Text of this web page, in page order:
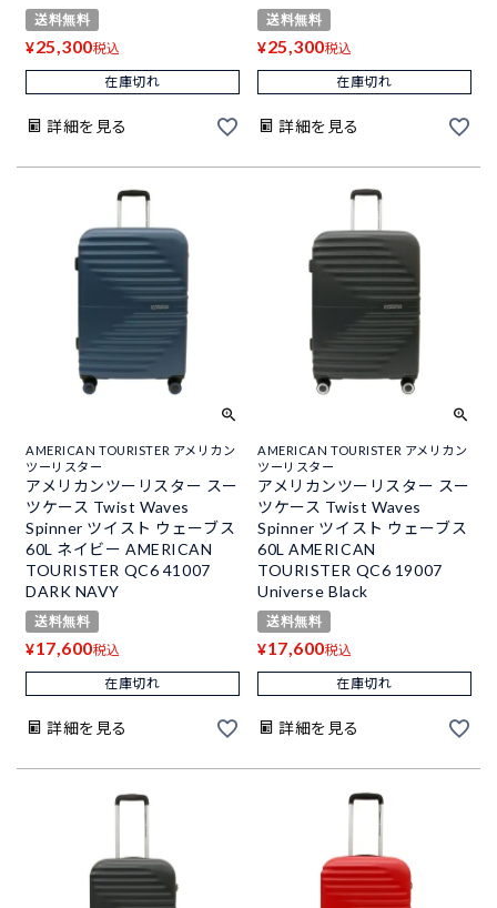
送料無料
¥25,300税込
在庫切れ
詳細を見る
送料無料
¥25,300税込
在庫切れ
詳細を見る
AMERICAN TOURISTER アメリカン
ツーリスター
アメリカンツーリスター スー
ツケース Twist Waves
Spinner ツイスト ウェーブス
60L ネイビー AMERICAN
TOURISTER QC6 41007
DARK NAVY
送料無料
¥17,600税込
在庫切れ
詳細を見る
AMERICAN TOURISTER アメリカン
ツーリスター
アメリカンツーリスター スー
ツケース Twist Waves
Spinner ツイスト ウェーブス
60L AMERICAN
TOURISTER QC6 19007
Universe Black
送料無料
¥17,600税込
在庫切れ
詳細を見る